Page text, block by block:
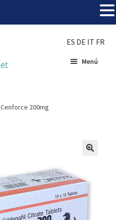
ES DE IT FR
Menú
Cenforce 200mg